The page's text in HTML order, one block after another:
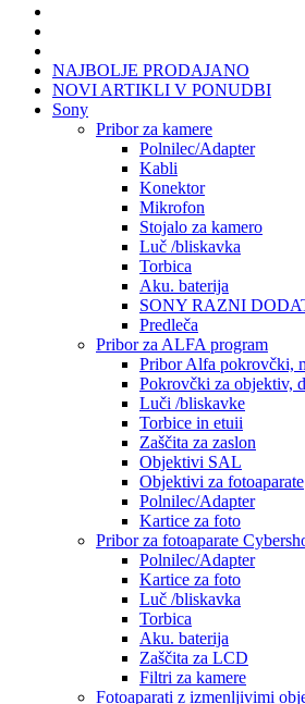
NAJBOLJE PRODAJANO
NOVI ARTIKLI V PONUDBI
Sony
Pribor za kamere
Polnilec/Adapter
Kabli
Konektor
Mikrofon
Stojalo za kamero
Luč /bliskavka
Torbica
Aku. baterija
SONY RAZNI
Predleča
Pribor za ALFA program
Pribor Alfa pokrovčki,
Pokrovčki za objektiv,
Luči /bliskavke
Torbice in etuii
Zaščita za zaslon
Objektivi SAL
Objektivi za fotoaparate
Polnilec/Adapter
Kartice za foto
Pribor za fotoaparate
Polnilec/Adapter
Kartice za foto
Luč /bliskavka
Torbica
Aku. baterija
Zaščita za LCD
Filtri za kamere
Fotoaparati z izmenljivimi